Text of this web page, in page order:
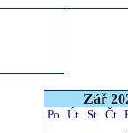
Zář
Po Út St Čt